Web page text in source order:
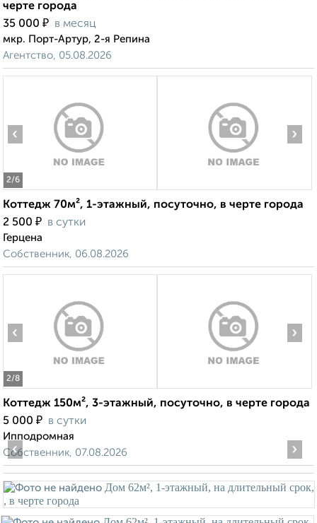
черте города
35 000 ₽ в месяц
мкр. Порт-Артур, 2-я Репина
Агентство, 05.08.2026
2/6
‹ ›
Коттедж 70м², 1-этажный, посуточно, в черте города
2 500 ₽ в сутки
Герцена
Собственник, 06.08.2026
2/8
‹ ›
Коттедж 150м², 3-этажный, посуточно, в черте города
5 000 ₽ в сутки
Ипподромная
Собственник, 07.08.2026
‹ ›